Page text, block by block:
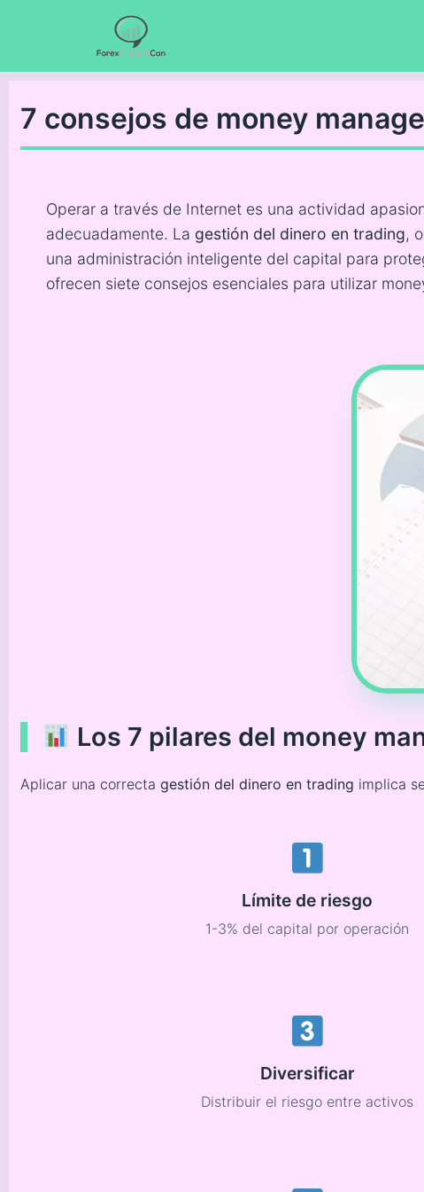
7 consejos de money
Operar a través de Internet es una actividad
adecuadamente. La gestión del dinero en trading,
una administración inteligente del capital para
ofrecen siete consejos esenciales para utilizar
Los 7 pilares del money
Aplicar una correcta gestión del dinero en trading implica
Límite de riesgo
1-3% del capital por operación
Diversificar
Distribuir el riesgo entre activos